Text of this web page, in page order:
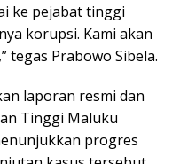
ke pejabat tinggi
korupsi. Kami akan
tegas Prabowo Sibela.
laporan resmi dan
Tinggi Maluku
progres